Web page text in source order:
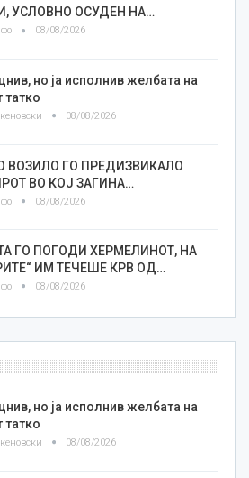
УСЛОВНО ОСУДЕН НА…
08/08/2026
но ја исполнив желбата на
татко
08/08/2026
ВОЗИЛО ГО ПРЕДИЗВИКАЛО
ВО КОЈ ЗАГИНА…
08/08/2026
ГО ПОГОДИ ХЕРМЕЛИНОТ, НА
ИМ ТЕЧЕШЕ КРВ ОД…
08/08/2026
но ја исполнив желбата на
татко
08/08/2026